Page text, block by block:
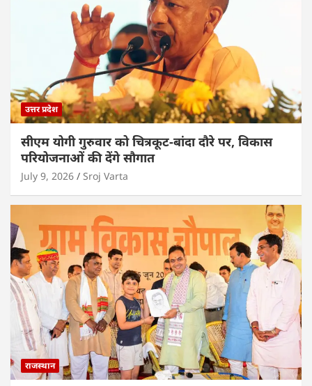
उत्तर प्रदेश
सीएम योगी गुरुवार को चित्रकूट-बांदा दौरे पर, विकास
परियोजनाओं की देंगे सौगात
July 9, 2026 Sroj Varta
राजस्थान